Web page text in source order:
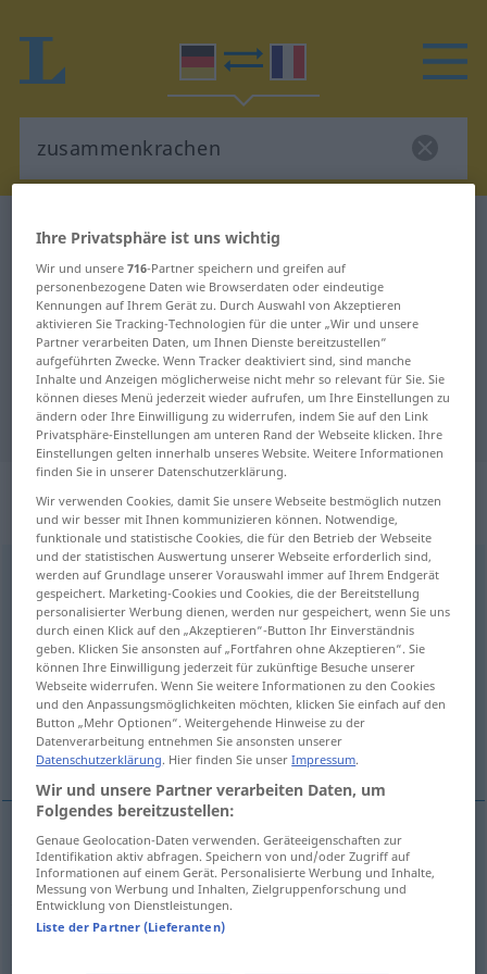
Deutsch-Französisch Wörterbuch
Deutsch-Französisch Übersetzung
für "zusammenkrachen"
"zusammenkrachen" Französisch
Übersetzung
„zusammenkrachen“
Verb
zusammenkrachen v/i <sép;-ge-;s.> UMG
Übersicht aller Übersetzungen
(Für mehr Details die Übersetzung anklicken/antippen)
s’effondrer, s’écrouler, crouler
entrer en collision
s’effondrer
zusammenkrachen
zusammenbrechen
Ihre Privatsphäre ist uns wichtig
Wir und unsere716-Partner speichern und greifen auf
personenbezogene Daten wie Browserdaten oder eindeutige
Kennungen auf Ihrem Gerät zu. Durch Auswahl von Akzeptieren
aktivieren Sie Tracking-Technologien für die unter „Wir und unsere
Partner verarbeiten Daten, um Ihnen Dienste bereitzustellen“
aufgeführten Zwecke. Wenn Tracker deaktiviert sind, sind manche
Inhalte und Anzeigen möglicherweise nicht mehr so relevant für Sie. Sie
können dieses Menü jederzeit wieder aufrufen, um Ihre Einstellungen zu
ändern oder Ihre Einwilligung zu widerrufen, indem Sie auf den Link
Privatsphäre-Einstellungen am unteren Rand der Webseite klicken. Ihre
Einstellungen gelten innerhalb unseres Website. Weitere Informationen
finden Sie in unserer Datenschutzerklärung.
Wir verwenden Cookies, damit Sie unsere Webseite bestmöglich nutzen
und wir besser mit Ihnen kommunizieren können. Notwendige,
funktionale und statistische Cookies, die für den Betrieb der Webseite
und der statistischen Auswertung unserer Webseite erforderlich sind,
werden auf Grundlage unserer Vorauswahl immer auf Ihrem Endgerät
gespeichert. Marketing-Cookies und Cookies, die der Bereitstellung
personalisierter Werbung dienen, werden nur gespeichert, wenn Sie uns
durch einen Klick auf den „Akzeptieren“-Button Ihr Einverständnis
geben. Klicken Sie ansonsten auf „Fortfahren ohne Akzeptieren“. Sie
können Ihre Einwilligung jederzeit für zukünftige Besuche unserer
Webseite widerrufen. Wenn Sie weitere Informationen zu den Cookies
und den Anpassungsmöglichkeiten möchten, klicken Sie einfach auf den
Button „Mehr Optionen“. Weitergehende Hinweise zu der
Datenverarbeitung entnehmen Sie ansonsten unserer
Datenschutzerklärung. Hier finden Sie unserImpressum.
Wir und unsere Partner verarbeiten Daten, um
Folgendes bereitzustellen:
Genaue Geolocation-Daten verwenden. Geräteeigenschaften zur
Identifikation aktiv abfragen. Speichern von und/oder Zugriff auf
Informationen auf einem Gerät. Personalisierte Werbung und Inhalte,
Messung von Werbung und Inhalten, Zielgruppenforschung und
Entwicklung von Dienstleistungen.
Liste der Partner (Lieferanten)